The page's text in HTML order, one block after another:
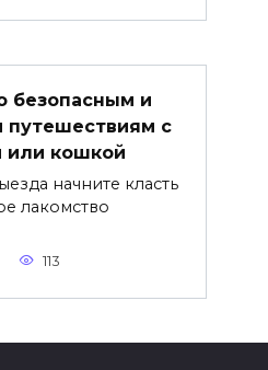
безопасным и
с
или кошкой
начните класть
лакомство
113